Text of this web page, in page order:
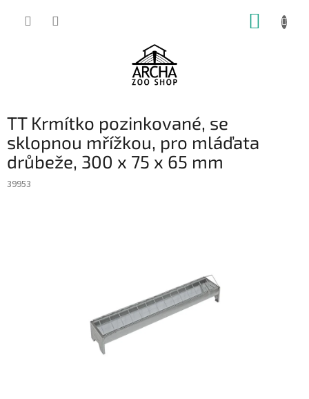
TT Krmítko pozinkované, se
sklopnou mřížkou, pro mláďata
drůbeže, 300 x 75 x 65 mm
39953